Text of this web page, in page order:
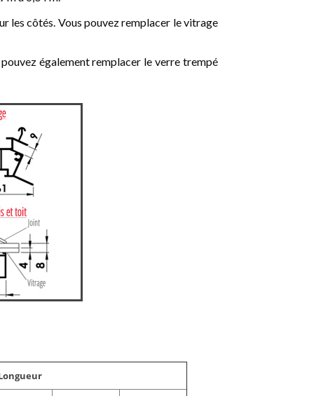
les côtés. Vous pouvez remplacer le vitrage
également remplacer le verre trempé